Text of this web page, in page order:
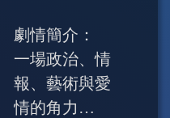
劇情簡介：
一場政治、情
報、藝術與愛
情的角力…